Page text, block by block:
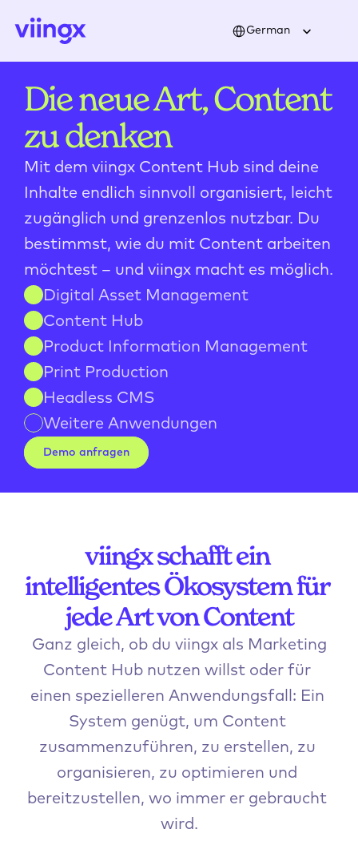
German
Die neue Art, Content
zu denken
Mit dem viingx Content Hub sind deine
Inhalte endlich sinnvoll organisiert, leicht
zugänglich und grenzenlos nutzbar. Du
bestimmst, wie du mit Content arbeiten
möchtest – und viingx macht es möglich.
Digital Asset Management
Content Hub
Product Information Management
Print Production
Headless CMS
Weitere Anwendungen
Demo anfragen
viingx schafft ein
intelligentes Ökosystem für
jede Art von Content
Content Hub nutzen willst oder für
einen spezielleren Anwendungsfall: Ein
System genügt, um Content
zusammenzuführen, zu erstellen, zu
organisieren, zu optimieren und
bereitzustellen, wo immer er gebraucht
wird.